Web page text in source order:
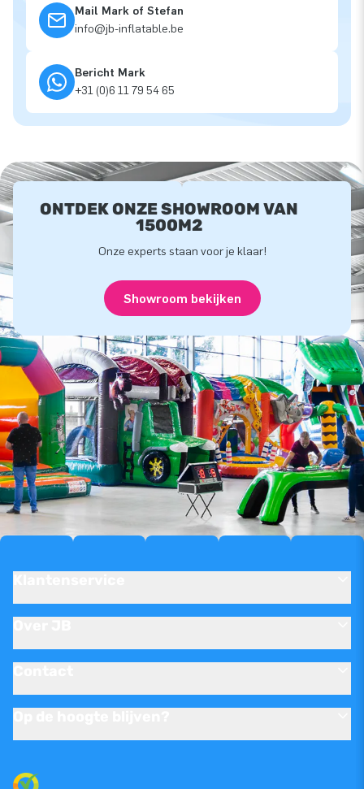
Mail Mark of Stefan
info@jb-inflatable.be
Bericht Mark
+31 (0)6 11 79 54 65
ONTDEK ONZE SHOWROOM VAN
1500M2
Onze experts staan voor je klaar!
Showroom bekijken